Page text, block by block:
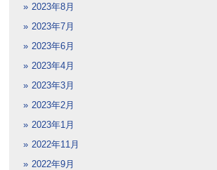
2023年8月
2023年7月
2023年6月
2023年4月
2023年3月
2023年2月
2023年1月
2022年11月
2022年9月